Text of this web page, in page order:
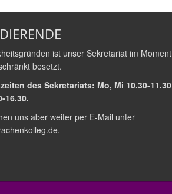
ist unser Sekretariat im Moment
besetzt.
des Sekretariats: Mo, Mi 10.30-11.30
16.30.
uns aber weiter per E-Mail unter
.